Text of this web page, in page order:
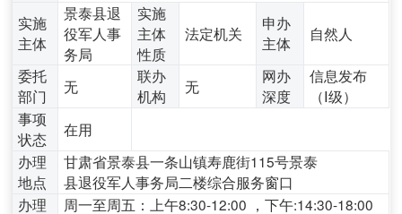
实施
主体
景泰县退
役军人事
务局
实施
主体
性质
法定机关
申办
主体
自然人
委托
部门
无
联办
机构
无
网办
深度
信息发布
（Ⅰ级）
事项
状态
在用
办理
地点
甘肃省景泰县一条山镇寿鹿街115号景泰
县退役军人事务局二楼综合服务窗口
办理
周一至周五：上午8:30-12:00 ，下午:14:30-18:00